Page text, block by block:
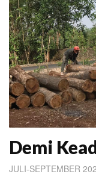
Demi
JULI-SEPTEMBER